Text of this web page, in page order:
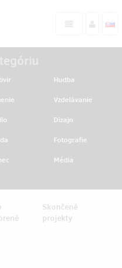
Hudba
Vzdelávanie
Dizajn
Fotografie
Média
Skončené
projekty